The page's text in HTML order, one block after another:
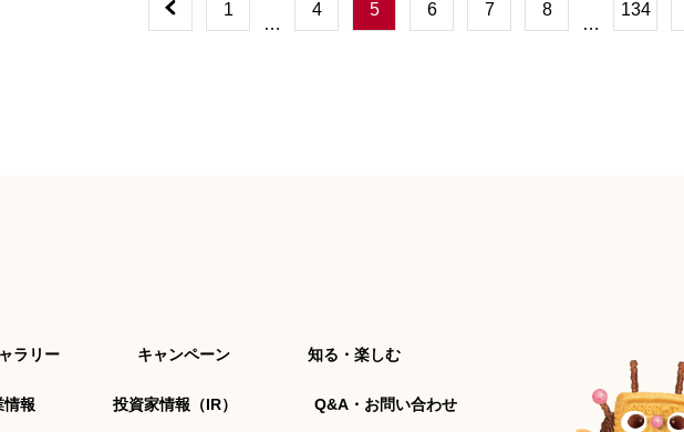
1
…
4 5 6 7 8
…
134
ラリー キャンペーン 知る・楽しむ
情報 投資家情報（IR） Q&A・お問い合わせ